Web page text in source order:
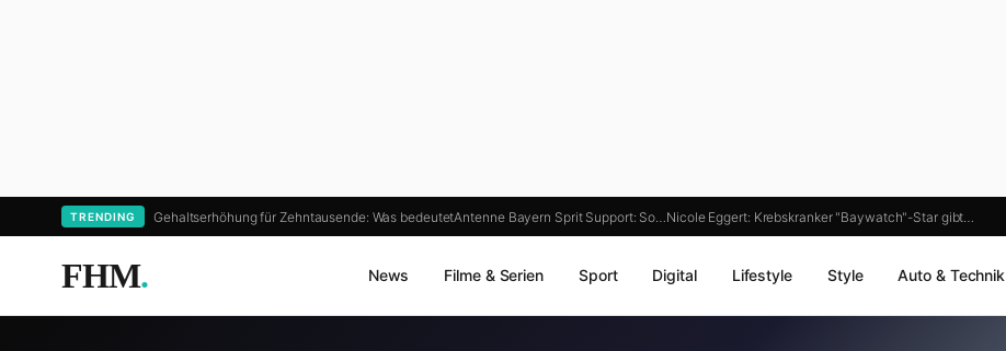
TRENDING Gehaltserhöhung für Zehntausende: Was bedeutetAntenne Bayern Sprit Support: So… Nicole Eggert: Krebskranker "Baywatch"-Star gibt…
FHM. News Filme & Serien Sport Digital Lifestyle Style Auto & Technik